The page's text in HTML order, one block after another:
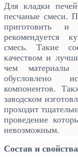
Для кладки
песчаные смеси.
приготовить
рекомендуется
смесь. Такие
качеством и
чем материалы
обусловлено
компонентов.
заводском
проходит
проведение
невозможным.
Состав и